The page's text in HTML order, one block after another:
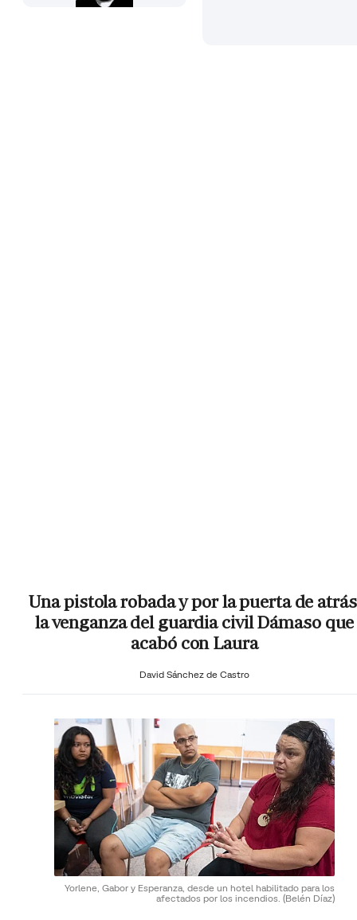
Una pistola robada y por la puerta de
la venganza del guardia civil Dámaso que
acabó con Laura
David Sánchez de Castro
Yorlene, Gabor y Esperanza, desde un hotel habilitado para los
afectados por los incendios. (Belén Díaz)